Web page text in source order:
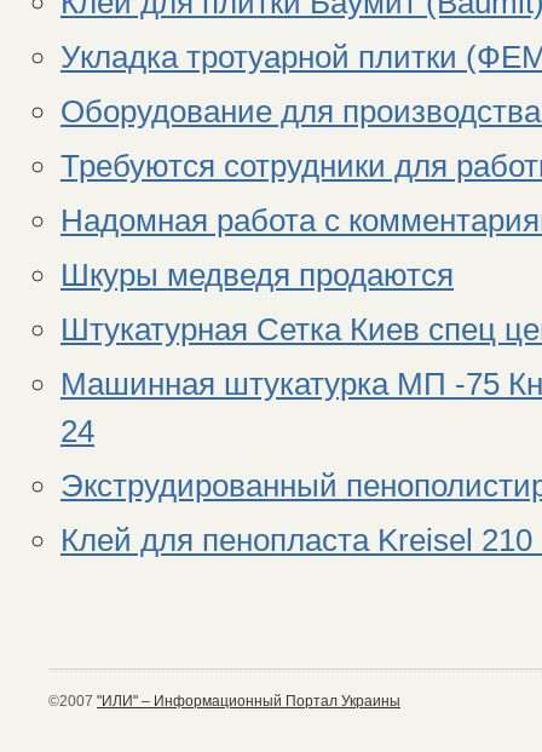
Укладка тротуарной плитки
Оборудование для
Требуются сотрудники для
Надомная работа с
Шкуры медведя продаются
Штукатурная Сетка Киев спец
Машинная штукатурка МП -75
24
Экструдированный
Клей для пенопласта Kreisel
©2007 "ИЛИ" – Информационный Портал Украины